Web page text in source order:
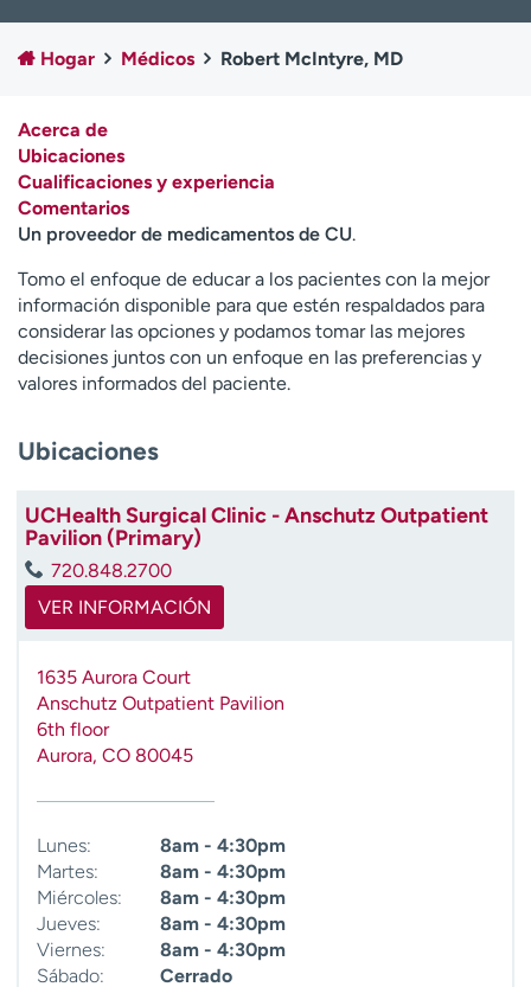
Empleados
Profesionales
Contáctenos
A
y
d
a
m
e
a
n
n
Hogar Médicos Robert McIntyre, MD
Acerca de
Ubicaciones
Cualificaciones y experiencia
Comentarios
Un proveedor de medicamentos de CU.
Tomo el enfoque de educar a los pacientes con la mejor
información disponible para que estén respaldados para
considerar las opciones y podamos tomar las mejores
decisiones juntos con un enfoque en las preferencias y
valores informados del paciente.
Ubicaciones
UCHealth Surgical Clinic - Anschutz Outpatient
Pavilion (Primary)
720.848.2700
VER INFORMACIÓN
1635 Aurora Court
Anschutz Outpatient Pavilion
6th floor
Aurora, CO 80045
Lunes:
8am - 4:30pm
Martes:
8am - 4:30pm
Miércoles:
8am - 4:30pm
Jueves:
8am - 4:30pm
Viernes:
8am - 4:30pm
Sábado:
Cerrado